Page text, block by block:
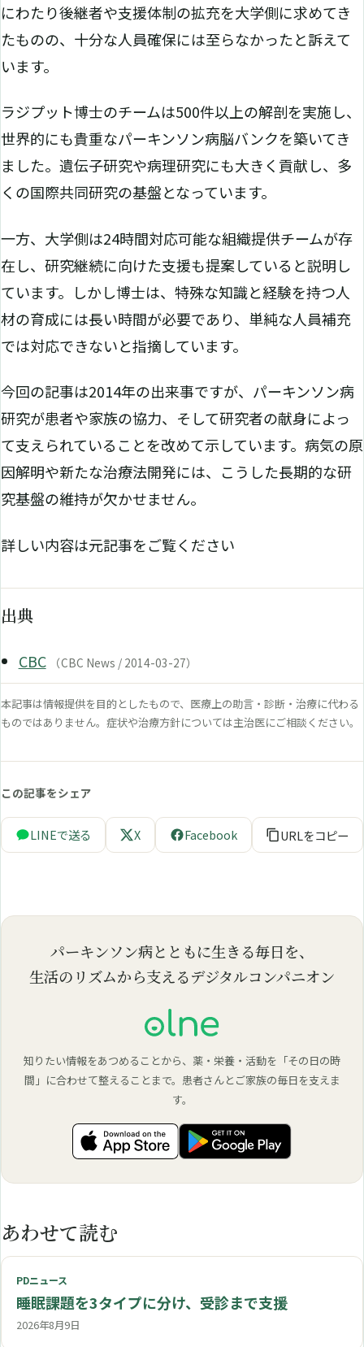
にわたり後継者や支援体制の拡充を大学側に求めてき
たものの、十分な人員確保には至らなかったと訴えて
います。
ラジプット博士のチームは500件以上の解剖を実施し、
世界的にも貴重なパーキンソン病脳バンクを築いてき
ました。遺伝子研究や病理研究にも大きく貢献し、多
くの国際共同研究の基盤となっています。
一方、大学側は24時間対応可能な組織提供チームが存
在し、研究継続に向けた支援も提案していると説明し
ています。しかし博士は、特殊な知識と経験を持つ人
材の育成には長い時間が必要であり、単純な人員補充
では対応できないと指摘しています。
今回の記事は2014年の出来事ですが、パーキンソン病
研究が患者や家族の協力、そして研究者の献身によっ
て支えられていることを改めて示しています。病気の原
因解明や新たな治療法開発には、こうした長期的な研
究基盤の維持が欠かせません。
詳しい内容は元記事をご覧ください
出典
CBC （CBC News / 2014-03-27）
本記事は情報提供を目的としたもので、医療上の助言・診断・治療に代わる
ものではありません。症状や治療方針については主治医にご相談ください。
この記事をシェア
LINEで送る X Facebook URLをコピー
パーキンソン病とともに生きる毎日を、
生活のリズムから支えるデジタルコンパニオン
知りたい情報をあつめることから、薬・栄養・活動を「その日の時
間」に合わせて整えることまで。患者さんとご家族の毎日を支えま
す。
あわせて読む
PDニュース
睡眠課題を3タイプに分け、受診まで支援
2026年8月9日